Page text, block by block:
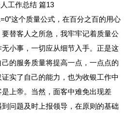
这个质量公式，在百分之百的用心
替客人之所急，我牢牢记着质量公
小事，一切应从细节入手。正是这
的服务质量将提高一点，一点点的
实了自己的能力，也为收银工作中
上帝。当然，面客中难免出现差
问题及时上报领导，在原则的基础
作总结 篇13